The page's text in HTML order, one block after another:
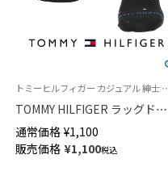
トミーヒルフィガー カ
TOMMY HILFIGER ラッグドッ
トロゴ スニーカー丈ソックス
メンズ 02552677
通常価格 ¥1,100
販売価格 ¥1,100税込